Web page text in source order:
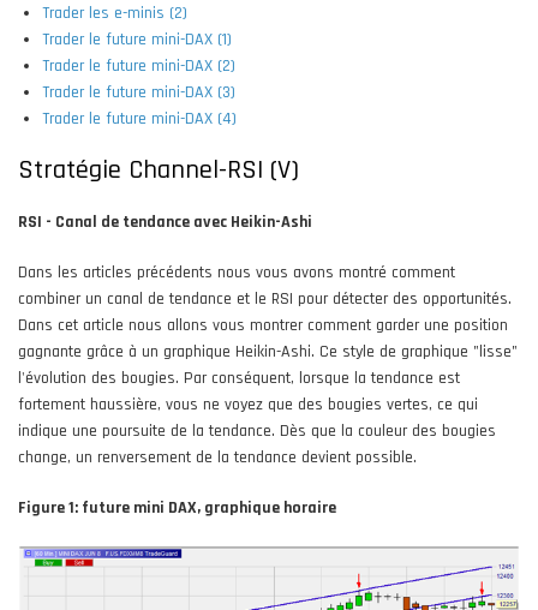
Trader les e-minis (2)
Trader le future mini-DAX (1)
Trader le future mini-DAX (2)
Trader le future mini-DAX (3)
Trader le future mini-DAX (4)
Stratégie Channel-RSI (V)
RSI - Canal de tendance avec Heikin-Ashi
Dans les articles précédents nous vous avons montré comment
combiner un canal de tendance et le RSI pour détecter des opportunités.
Dans cet article nous allons vous montrer comment garder une position
gagnante grâce à un graphique Heikin-Ashi. Ce style de graphique "lisse"
l'évolution des bougies. Par conséquent, lorsque la tendance est
fortement haussière, vous ne voyez que des bougies vertes, ce qui
indique une poursuite de la tendance. Dès que la couleur des bougies
change, un renversement de la tendance devient possible.
Figure 1: future mini DAX, graphique horaire